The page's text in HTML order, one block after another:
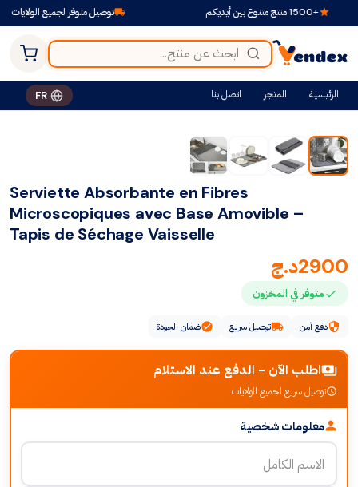
توصيل متوفر لجميع الولايات
الرئيسية المتجر اتصل بنا FR
Serviette Absorbante en Fibres
Microscopiques avec Base Amovible –
Tapis de Séchage Vaisselle
2900د.ج
متوفر في المخزون
دفع آمن توصيل سريع ضمان الجودة
اطلب الآن - الدفع عند الاستلام
توصيل سريع لجميع الولايات
معلومات شخصية